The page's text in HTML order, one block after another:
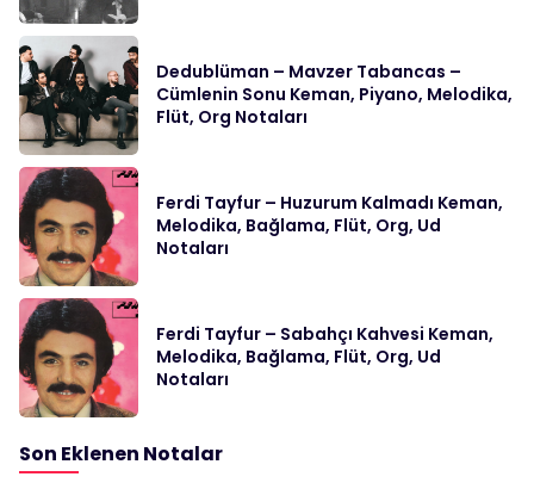
Dedublüman – Mavzer Tabancas –
Cümlenin Sonu Keman, Piyano, Melodika,
Flüt, Org Notaları
Ferdi Tayfur – Huzurum Kalmadı Keman,
Melodika, Bağlama, Flüt, Org, Ud
Notaları
Ferdi Tayfur – Sabahçı Kahvesi Keman,
Melodika, Bağlama, Flüt, Org, Ud
Notaları
Son Eklenen Notalar